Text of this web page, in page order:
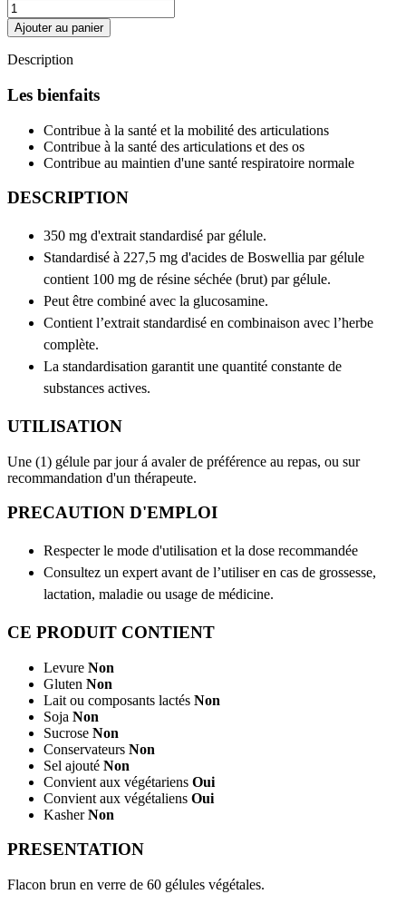
Ajouter au panier
Description
Les bienfaits
Contribue à la santé et la mobilité des articulations
Contribue à la santé des articulations et des os
Contribue au maintien d'une santé respiratoire normale
DESCRIPTION
350 mg d'extrait standardisé par gélule.
Standardisé à 227,5 mg d'acides de Boswellia par gélule
contient 100 mg de résine séchée (brut) par gélule.
Peut être combiné avec la glucosamine.
Contient l’extrait standardisé en combinaison avec l’herbe
complète.
La standardisation garantit une quantité constante de
substances actives.
UTILISATION
Une (1) gélule par jour á avaler de préférence au repas, ou sur
recommandation d'un thérapeute.
PRECAUTION D'EMPLOI
Respecter le mode d'utilisation et la dose recommandée
Consultez un expert avant de l’utiliser en cas de grossesse,
lactation, maladie ou usage de médicine.
CE PRODUIT CONTIENT
Levure Non
Gluten Non
Lait ou composants lactés Non
Soja Non
Sucrose Non
Conservateurs Non
Sel ajouté Non
Convient aux végétariens Oui
Convient aux végétaliens Oui
KasherNon
PRESENTATION
Flacon brun en verre de 60 gélules végétales.